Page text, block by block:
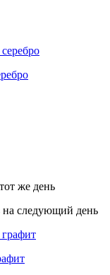
же день
на следующий день